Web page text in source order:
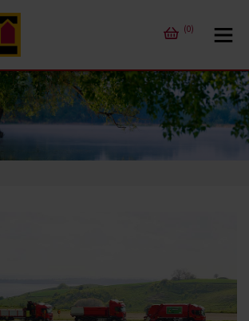
(0)